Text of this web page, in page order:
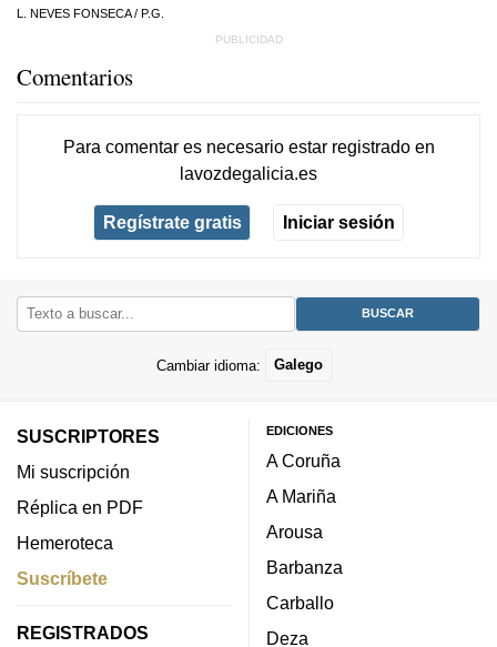
L. NEVES FONSECA/ P.G.
Comentarios
Para comentar es necesario estar registradoen
lavozdegalicia.es
Regístrate gratis Iniciar sesión
Cambiar idioma: Galego
SUSCRIPTORES
Mi suscripción
Réplica en PDF
Hemeroteca
Suscríbete
REGISTRADOS
EDICIONES
A Coruña
A Mariña
Arousa
Barbanza
Carballo
Deza